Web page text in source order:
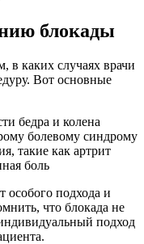
блокады
в каких случаях врачи
Вот основные
бедра и колена
болевому синдрому
такие как артрит
боль
особого подхода и
что блокада не
подход